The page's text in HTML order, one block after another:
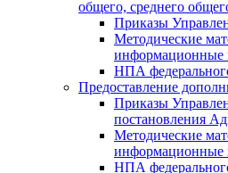
общего, среднего
Приказы
Методические
информационные
НПА
Предоставление
Приказы
постановления
Методические
информационные
НПА